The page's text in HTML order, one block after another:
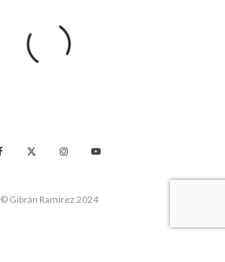
© Gibrán Ramírez 2024